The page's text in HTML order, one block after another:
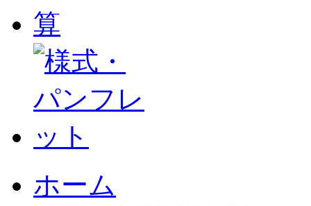
ホーム